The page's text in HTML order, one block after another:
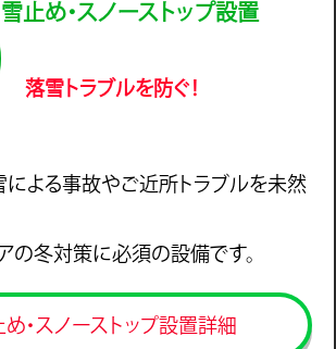
雪止め・スノーストップ設置
落雪トラブルを防ぐ！
よる事故やご近所トラブルを未然
の冬対策に必須の設備です。
・スノーストップ設置詳細